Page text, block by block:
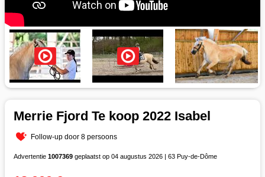
Merrie Fjord Te koop 2022 Isabel
Follow-up door 8 persoons
Advertentie 1007369 geplaatst op 04 augustus 2026 | 63 Puy-de-Dôme